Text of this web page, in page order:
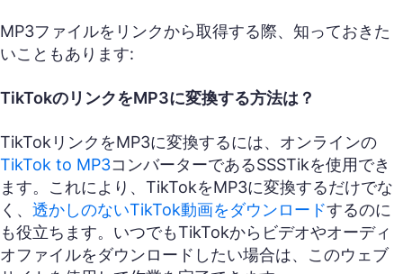
MP3ファイルをリンクから取得する際、知っておきた
いこともあります:
TikTokのリンクをMP3に変換する方法は？
TikTokリンクをMP3に変換するには、オンラインの
TikTok to MP3コンバーターであるSSSTikを使用でき
ます。これにより、TikTokをMP3に変換するだけでな
く、 透かしのないTikTok動画をダウンロードするのに
も役立ちます。いつでもTikTokからビデオやオーディ
オファイルをダウンロードしたい場合は、このウェブ